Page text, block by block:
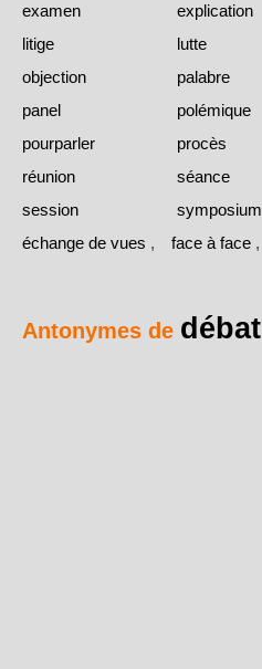
examen
explication
litige
lutte
objection
palabre
panel
polémique
pourparler
procès
réunion
séance
session
symposium
échange de vues , face à face ,
Antonymes de débat